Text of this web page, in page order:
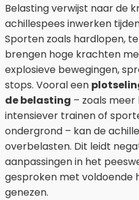
Belasting verwijst naar de
achillespees inwerken
Sporten zoals hardlopen,
brengen hoge krachten
explosieve bewegingen,
stops. Vooral een
de belasting – zoals
intensiever trainen of
ondergrond – kan de
overbelasten. Dit leidt
aanpassingen in het
gesproken met voldoende
genezen.